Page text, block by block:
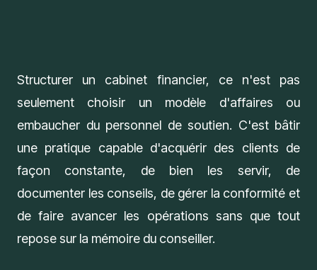
Structurer un cabinet financier, ce n'est pas
seulement choisir un modèle d'affaires ou
embaucher du personnel de soutien. C'est bâtir
une pratique capable d'acquérir des clients de
façon constante, de bien les servir, de
documenter les conseils, de gérer la conformité et
de faire avancer les opérations sans que tout
repose sur la mémoire du conseiller.